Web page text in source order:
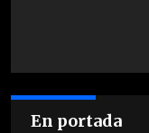
En portada